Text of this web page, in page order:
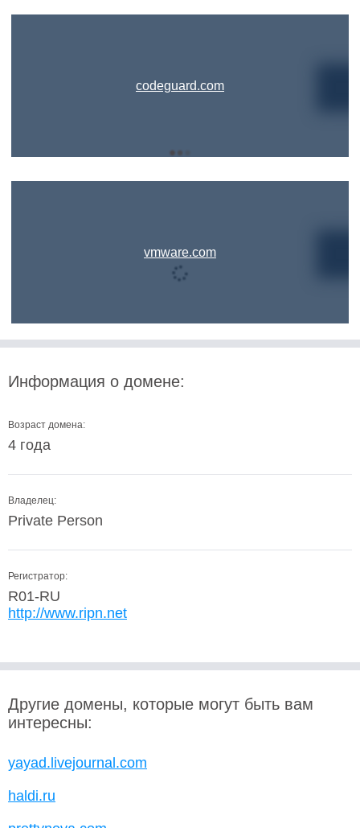
codeguard.com
vmware.com
Информация о домене:
Возраст домена:
4 года
Владелец:
Private Person
Регистратор:
R01-RU
http://www.ripn.net
Другие домены, которые могут быть вам
интересны:
yayad.livejournal.com
haldi.ru